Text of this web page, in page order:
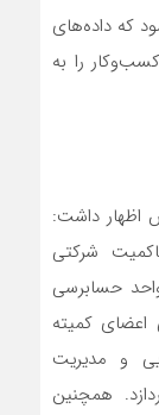
که داده‌های
را به
اظهار داشت:
شرکتی
حسابرسی
اعضای کمیته
و مدیریت
همچنین